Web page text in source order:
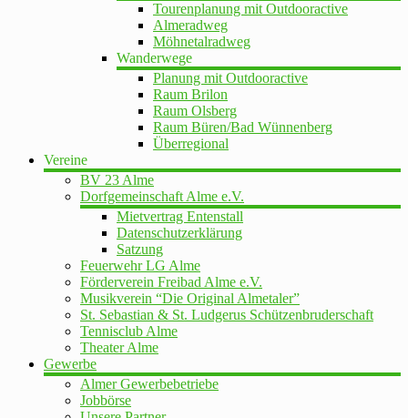
Tourenplanung mit Outdooractive
Almeradweg
Möhnetalradweg
Wanderwege
Planung mit Outdooractive
Raum Brilon
Raum Olsberg
Raum Büren/Bad Wünnenberg
Überregional
Vereine
BV 23 Alme
Dorfgemeinschaft Alme e.V.
Mietvertrag Entenstall
Datenschutzerklärung
Satzung
Feuerwehr LG Alme
Förderverein Freibad Alme e.V.
Musikverein “Die Original Almetaler”
St. Sebastian & St. Ludgerus Schützenbruderschaft
Tennisclub Alme
Theater Alme
Gewerbe
Almer Gewerbebetriebe
Jobbörse